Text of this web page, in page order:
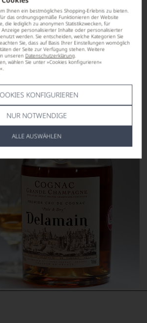
Ihnen ein bestmögliches Shopping-Erlebnis zu bieten.
das ordnungsgemäße Funktionieren der Website
die lediglich zu anonymen Statistikzwecken, für
personalisierter Inhalte oder personalisierter
werden. Sie entscheiden, welche Kategorien Sie
Sie, dass auf Basis Ihrer Einstellungen womöglich
der Seite zur Verfügung stehen. Weitere
unseren Datenschutzerklärung.
wählen Sie unter »Cookies konfigurieren«
KONFIGURIEREN
NUR NOTWENDIGE
ALLE AUSWÄHLEN